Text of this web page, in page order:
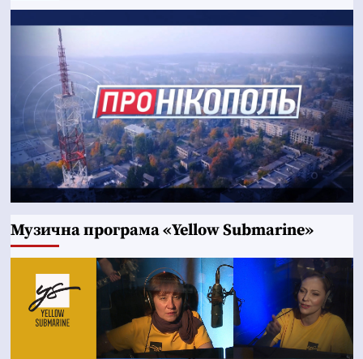
Музична програма «Yellow Submarine»